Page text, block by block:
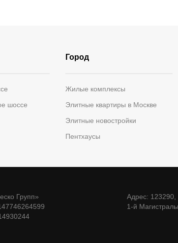
шоссе
Город
Жилые комплексы
Элитные квартиры в Москве
Элитные новостройки
Пентхаусы
Групп»
Адрес: 123290,
1-й